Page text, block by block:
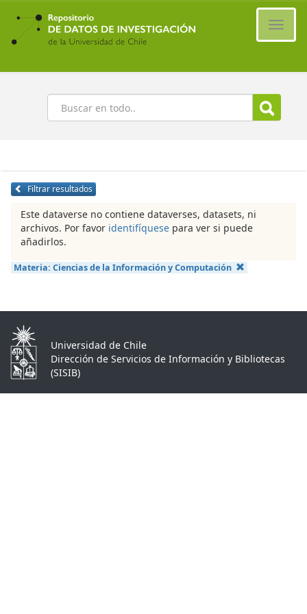
Ir
contenido
principal
Buscar
Filtrar resultados
Este dataverse no contiene dataverses, datasets, ni
archivos. Por favor identifíquese para ver si puede
añadirlos.
Materia: Ciencias de la Información y Computación
Universidad de Chile
Dirección de Servicios de Información y Bibliotecas
(SISIB)